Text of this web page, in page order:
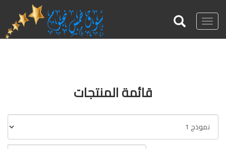
Toggle
navigation
قائمة المنتجات